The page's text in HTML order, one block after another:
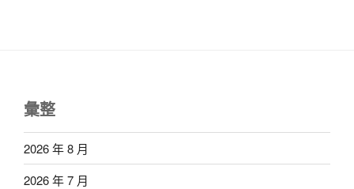
彙整
2026 年 8 月
2026 年 7 月